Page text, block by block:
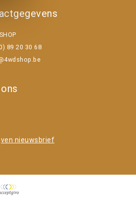
89 20 30 68
nieuwsbrief